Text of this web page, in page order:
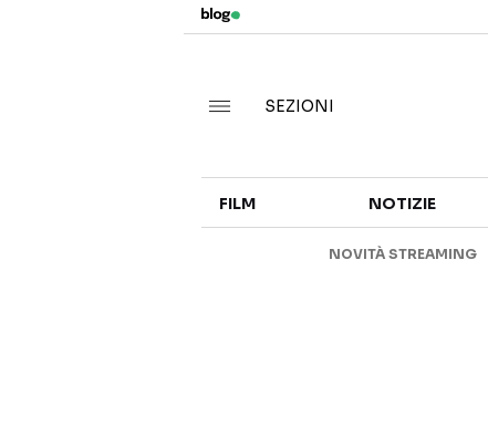
SEZIONI
FILM NOTIZIE
NOVITÀ STREAMING